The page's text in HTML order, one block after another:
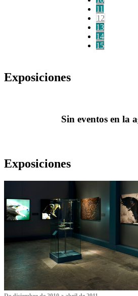
11
12
13
14
15
Exposiciones
Sin eventos en la
Exposiciones